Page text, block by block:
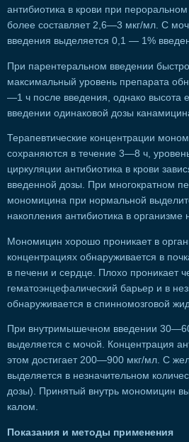
антибиотика в крови при
более составляет 2,6—3 мкг/мл. С
введения выделяется 0,1 — 1%
При парентеральном введении быстро
максимальный уровень препарата
—1 ч после введения, однако высота
введении одинаковой дозы
Терапевтические концентрации
сохраняются в течение 3—8 ч,
циркуляции антибиотика в крови
введенной дозы. При многократном
мономицина при нормальной
накопления антибиотика в организме
Мономицин хорошо проникает в
концентрациях обнаруживается в
в печени и сердце. Плохо проникает
гематоэнцефалический барьер и в
обнаруживается в спинномозговой
При внутримышечном введении
выделяется с мочой. Концентрация
этом достигает 200—900 мкг/мл. С
выделяется в незначительном
дозы). Принятый внутрь мономицин
калом.
Показания и методы применения